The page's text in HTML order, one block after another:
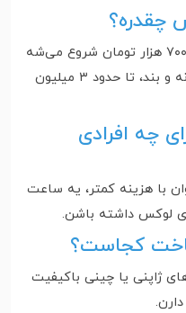
چقدره؟
قیمت ساعت‌های داتیس از حدود ۷۰۰ هزار تومان شروع می‌شه
و با توجه به مدل، موتور، جنس بدنه و بند، تا حدود ۳ میلیون
چه افرادی
با هزینه کمتر، یه ساعت
لوکس داشته باشن.
کجاست؟
ژاپنی یا چینی باکیفیت